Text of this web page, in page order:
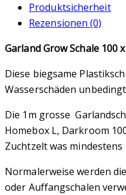
Produktsicherheit
Rezensionen (0)
Garland Grow Schale 100
Diese biegsame
Wasserschäden
Die 1m grosse
Homebox L, Darkroom
Zuchtzelt was mindestens
Normalerweise werden
oder Auffangschalen